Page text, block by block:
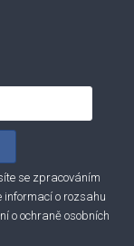
se zpracováním
informací o rozsahu
o ochraně osobních